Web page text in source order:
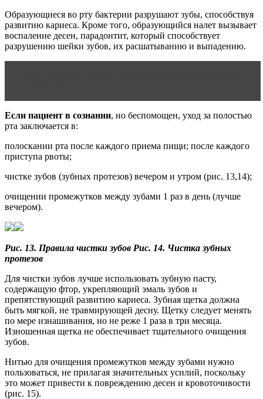
Образующиеся во рту бактерии разрушают зубы, способствуя
развитию кариеса. Кроме того, образующийся налет вызывает
воспаление десен, парадонтит, который способствует
разрушению шейки зубов, их расшатыванию и выпадению.
Если пациент в сознании, но беспомощен, уход за полостью
рта заключается в:
полоскании рта после каждого приема пищи; после каждого
приступа рвоты;
чистке зубов (зубных протезов) вечером и утром (рис. 13,14);
очищении промежутков между зубами 1 раз в день (лучше
вечером).
Рис. 13. Правила чистки зубов Рис. 14. Чистка зубных
протезов
Для чистки зубов лучше использовать зубную пасту,
содержащую фтор, укрепляющий эмаль зубов и
препятствующий развитию кариеса. Зубная щетка должна
быть мягкой, не травмирующей десну. Щетку следует менять
по мере изнашивания, но не реже 1 раза в три месяца.
Изношенная щетка не обеспечивает тщательного очищения
зубов.
Нитью для очищения промежутков между зубами нужно
пользоваться, не прилагая значительных усилий, поскольку
это может привести к повреждению десен и кровоточивости
(рис. 15).